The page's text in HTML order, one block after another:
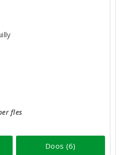
fles
Doos (6)